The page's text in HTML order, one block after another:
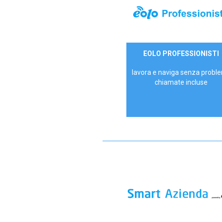
35,00 €/mese
EOLO PROFESSIONISTI
lavora e naviga senza
chiamate incluse